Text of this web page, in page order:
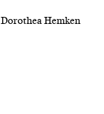
Dorothea Hemken